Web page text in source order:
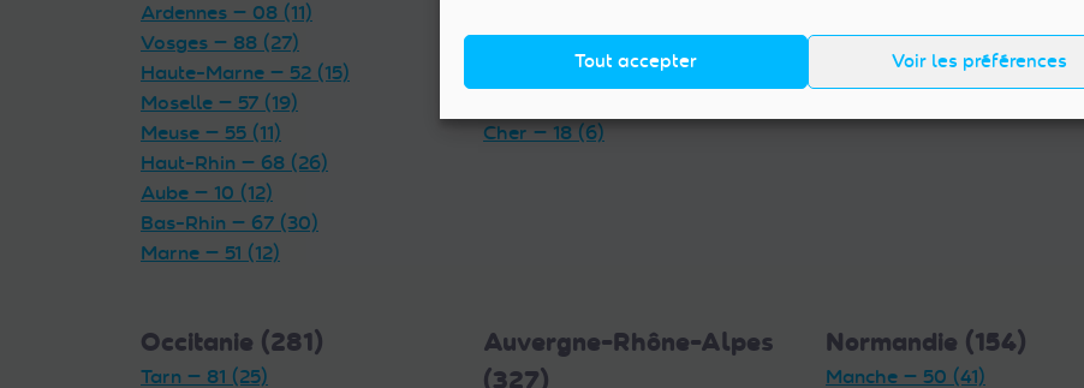
Tout accepter Voir les préférences
Ardennes — 08 (11)
Vosges — 88 (27)
Haute-Marne — 52 (15)
Moselle — 57 (19)
Meuse — 55 (11)
Haut-Rhin — 68 (26)
Aube — 10 (12)
Bas-Rhin — 67 (30)
Marne — 51 (12)
Eure-et-Loir — 28 (23)
Loir-et-Cher — 41 (14)
Cher — 18 (6)
Mayenne — 53 (14)
Loire-Atlantique — 44 (38)
Occitanie (281)
Tarn — 81 (25)
Auvergne-Rhône-Alpes
(327)
Normandie (154)
Manche — 50 (41)